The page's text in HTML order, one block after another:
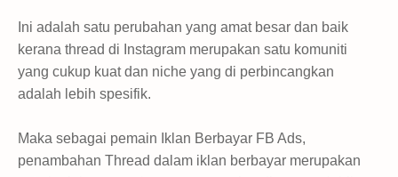
Ini adalah satu perubahan yang amat besar dan baik
kerana thread di Instagram merupakan satu komuniti
yang cukup kuat dan niche yang di perbincangkan
adalah lebih spesifik.
Maka sebagai pemain Iklan Berbayar FB Ads,
penambahan Thread dalam iklan berbayar merupakan